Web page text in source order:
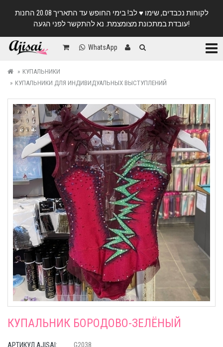
לקוחות נכבדים, שימו ♥️ לב! בימי החופש עד התאריך 20.08 החנות
עובדת במתכונת מצומצמת. נא להתקשר לפני הגעה!
WhatsApp
КУПАЛЬНИКИ
КУПАЛЬНИКИ ДЛЯ ИНДИВИДУАЛЬНЫХ ВЫСТУПЛЕНИЙ
КУПАЛЬНИК БОРОДОВО-ЗЕЛЁНЫЙ
АРТИКУЛ AJISAI: G2038